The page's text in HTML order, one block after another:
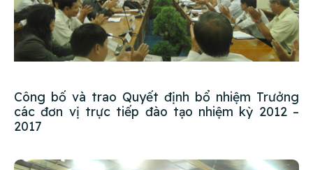
Công bố và trao Quyết định bổ nhiệm Trưởng
các đơn vị trực tiếp đào tạo nhiệm kỳ 2012 –
2017